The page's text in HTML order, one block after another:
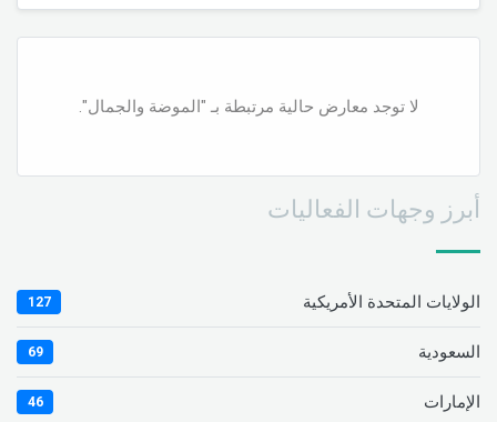
لا توجد معارض حالية مرتبطة بـ "الموضة والجمال".
أبرز وجهات الفعاليات
الولايات المتحدة الأمريكية 127
السعودية 69
الإمارات 46